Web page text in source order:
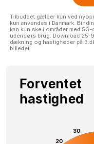
Tilbuddet gælder kun ved
kun anvendes i Danmark.
kan kun ske i områder med
udendørs brug: Download
dækning og hastigheder på
billedet.
Forventet
hastighed
20
30